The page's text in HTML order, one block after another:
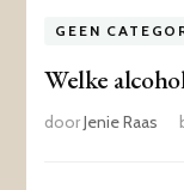
GEEN
Welke
doorJenie Raas